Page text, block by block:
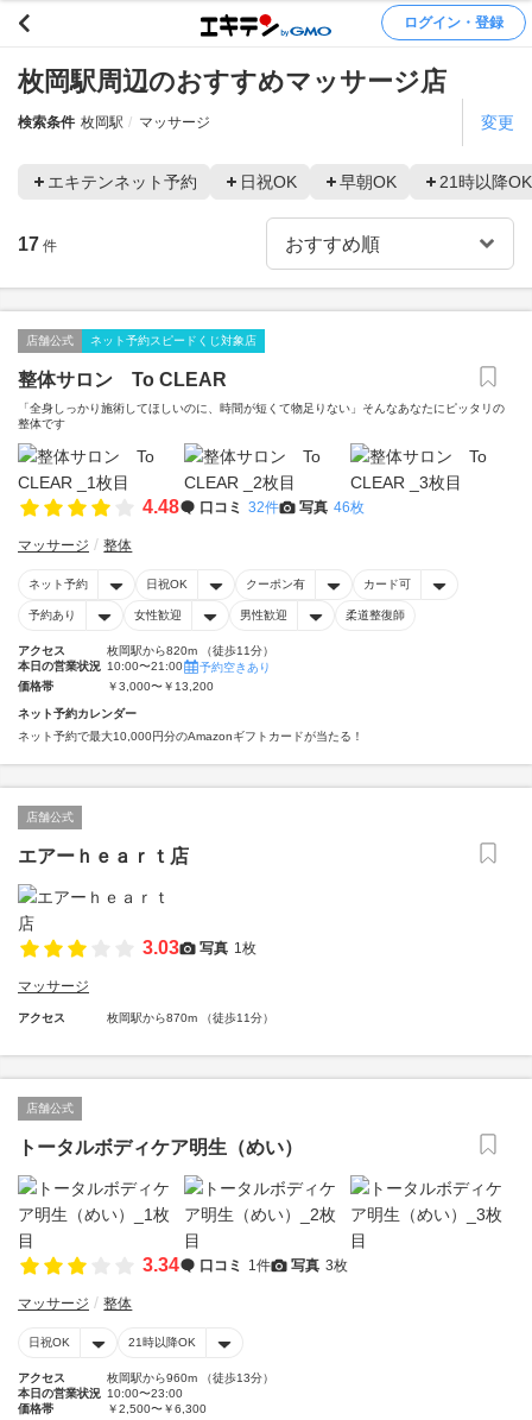
ログイン・登録
枚岡駅周辺のおすすめマッサージ店
検索条件 枚岡駅 マッサージ 変更
エキテンネット予約 日祝OK 早朝OK 21時以降OK
17 件
店舗公式 ネット予約スピードくじ対象店
整体サロン To CLEAR
「全身しっかり施術してほしいのに、時間が短くて物足りない」そんなあなたにピッタリの
整体です
4.48 口コミ 32件 写真 46枚
マッサージ 整体
ネット予約 日祝OK クーポン有 カード可
予約あり 女性歓迎 男性歓迎 柔道整復師
アクセス
枚岡駅から820m （徒歩11分）
本日の営業状況 10:00〜21:00
予約空きあり
価格帯
￥3,000〜￥13,200
ネット予約カレンダー
ネット予約で最大10,000円分のAmazonギフトカードが当たる！
店舗公式
エアーｈｅａｒｔ店
3.03 写真 1枚
マッサージ
アクセス 枚岡駅から870m （徒歩11分）
店舗公式
トータルボディケア明生（めい）
3.34 口コミ 1件 写真 3枚
マッサージ 整体
日祝OK 21時以降OK
アクセス
枚岡駅から960m （徒歩13分）
本日の営業状況 10:00〜23:00
価格帯
￥2,500〜￥6,300